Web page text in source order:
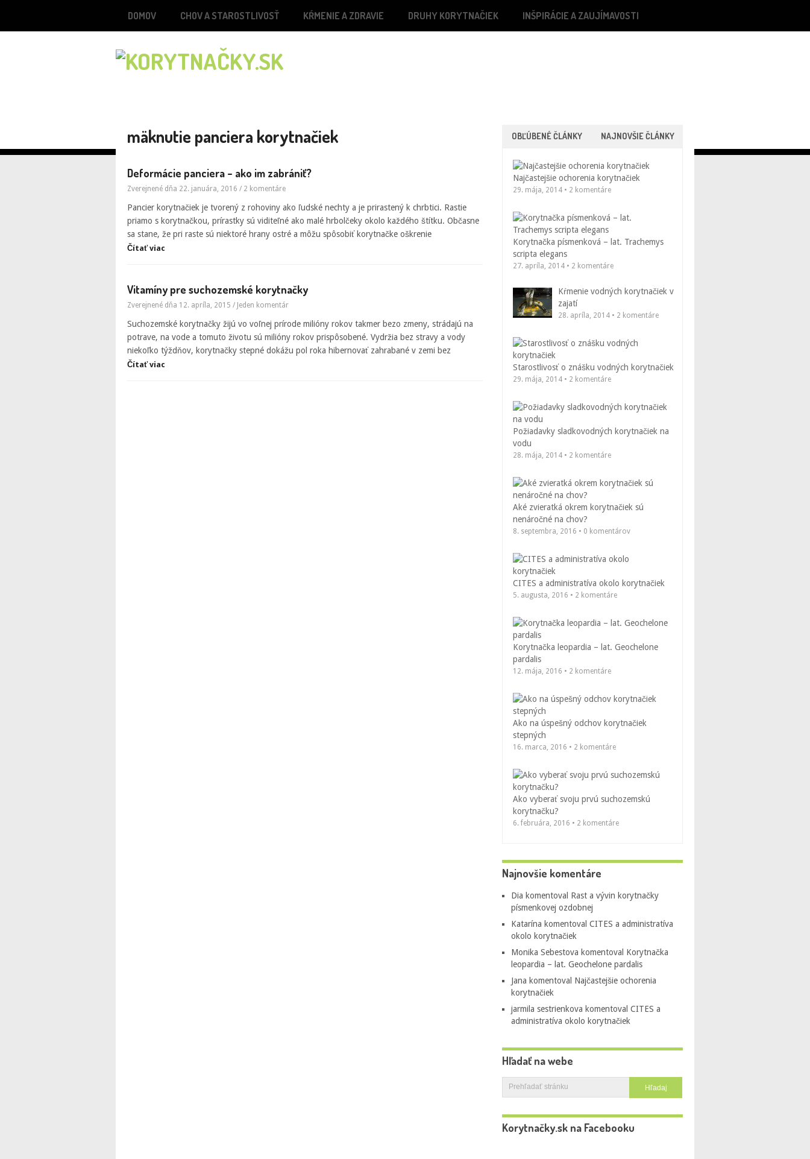
DOMOV CHOV A STAROSTLIVOSŤ KŔMENIE A ZDRAVIE DRUHY KORYTNAČIEK INŠPIRÁCIE A ZAUJÍMAVOSTI
mäknutie panciera korytnačiek
Deformácie panciera – ako im zabrániť?
Zverejnené dňa 22. januára, 2016 / 2 komentáre
Pancier korytnačiek je tvorený z rohoviny ako ľudské nechty a je prirastený k chrbtici. Rastie
priamo s korytnačkou, prírastky sú viditeľné ako malé hrbolčeky okolo každého štítku. Občasne
sa stane, že pri raste sú niektoré hrany ostré a môžu spôsobiť korytnačke oškrenie
Čítať viac
Vitamíny pre suchozemské korytnačky
Zverejnené dňa 12. apríla, 2015 / Jeden komentár
Suchozemské korytnačky žijú vo voľnej prírode milióny rokov takmer bezo zmeny, strádajú na
potrave, na vode a tomuto životu sú milióny rokov prispôsobené. Vydržia bez stravy a vody
niekoľko týždňov, korytnačky stepné dokážu pol roka hibernovať zahrabané v zemi bez
Čítať viac
OBĽÚBENÉ ČLÁNKY NAJNOVŠIE ČLÁNKY
Najčastejšie ochorenia korytnačiek
29. mája, 2014 • 2 komentáre
Korytnačka písmenková – lat. Trachemys
scripta elegans
27. apríla, 2014 • 2 komentáre
Kŕmenie vodných korytnačiek v
zajatí
28. apríla, 2014 • 2 komentáre
Starostlivosť o znášku vodných korytnačiek
29. mája, 2014 • 2 komentáre
Požiadavky sladkovodných korytnačiek na
vodu
28. mája, 2014 • 2 komentáre
Aké zvieratká okrem korytnačiek sú
nenáročné na chov?
8. septembra, 2016 • 0 komentárov
CITES a administratíva okolo korytnačiek
5. augusta, 2016 • 2 komentáre
Korytnačka leopardia – lat. Geochelone
pardalis
12. mája, 2016 • 2 komentáre
Ako na úspešný odchov korytnačiek
stepných
16. marca, 2016 • 2 komentáre
Ako vyberať svoju prvú suchozemskú
korytnačku?
6. februára, 2016 • 2 komentáre
Najnovšie komentáre
Dia komentoval Rast a vývin korytnačky
písmenkovej ozdobnej
Katarína komentoval CITES a administratíva
okolo korytnačiek
Monika Sebestova komentoval Korytnačka
leopardia – lat. Geochelone pardalis
Jana komentoval Najčastejšie ochorenia
korytnačiek
jarmila sestrienkova komentoval CITES a
administratíva okolo korytnačiek
Hľadať na webe
Korytnačky.sk na Facebooku